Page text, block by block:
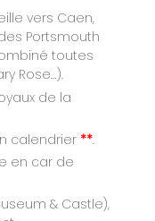
vers Caen,
Portsmouth
toutes
Rose…).
de la
calendrier **.
en car de
& Castle),